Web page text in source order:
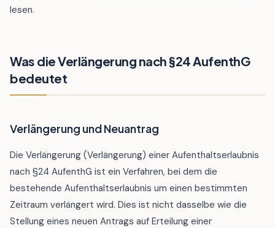
lesen.
Was die Verlängerung nach §24 AufenthG
bedeutet
Verlängerung und Neuantrag
Die Verlängerung (Verlängerung) einer Aufenthaltserlaubnis
nach §24 AufenthG ist ein Verfahren, bei dem die
bestehende Aufenthaltserlaubnis um einen bestimmten
Zeitraum verlängert wird. Dies ist nicht dasselbe wie die
Stellung eines neuen Antrags auf Erteilung einer